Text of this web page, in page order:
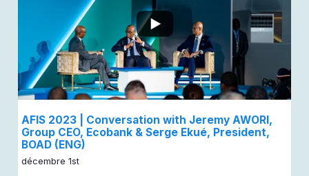
AFIS 2023 | Conversation with Jeremy AWORI,
Group CEO, Ecobank & Serge Ekué, President,
BOAD (ENG)
décembre 1st